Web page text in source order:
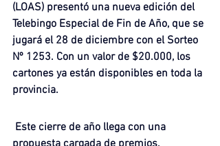
(LOAS) presentó una nueva edición del
Telebingo Especial de Fin de Año, que se
jugará el 28 de diciembre con el Sorteo
Nº 1253. Con un valor de $20.000, los
cartones ya están disponibles en toda la
provincia.
Este cierre de año llega con una